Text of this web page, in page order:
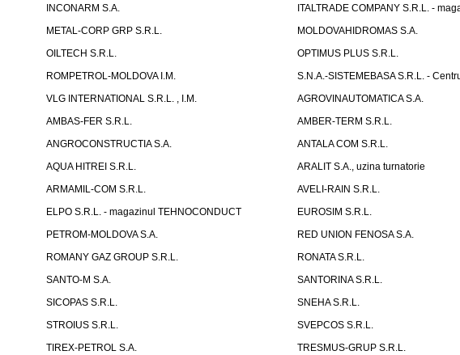
INCONARM S.A.
ITALTRADE COMPANY S.R.L. -
METAL-CORP GRP S.R.L.
MOLDOVAHIDROMAS S.A.
OILTECH S.R.L.
OPTIMUS PLUS S.R.L.
ROMPETROL-MOLDOVA I.M.
S.N.A.-SISTEMEBASA S.R.L. -
VLG INTERNATIONAL S.R.L. , I.M.
AGROVINAUTOMATICA S.A.
AMBAS-FER S.R.L.
AMBER-TERM S.R.L.
ANGROCONSTRUCTIA S.A.
ANTALA COM S.R.L.
AQUA HITREI S.R.L.
ARALIT S.A., uzina turnatorie
ARMAMIL-COM S.R.L.
AVELI-RAIN S.R.L.
ELPO S.R.L. - magazinul TEHNOCONDUCT
EUROSIM S.R.L.
PETROM-MOLDOVA S.A.
RED UNION FENOSA S.A.
ROMANY GAZ GROUP S.R.L.
RONATA S.R.L.
SANTO-M S.A.
SANTORINA S.R.L.
SICOPAS S.R.L.
SNEHA S.R.L.
STROIUS S.R.L.
SVEPCOS S.R.L.
TIREX-PETROL S.A.
TRESMUS-GRUP S.R.L.